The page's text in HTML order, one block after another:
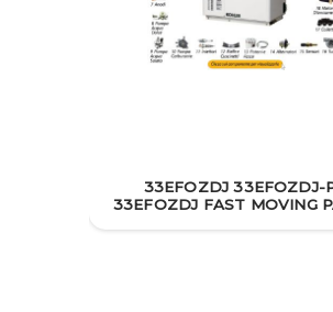
33EFOZDJ 33EFOZDJ-
33EFOZDJ FAST MOVING